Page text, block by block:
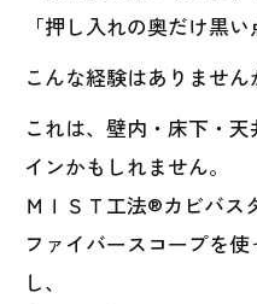
「押し入れの奥だけ黒い
こんな経験はありません
これは、壁内・床下・
インかもしれません。
ＭＩＳＴ工法®カビバス
ファイバースコープを
し、